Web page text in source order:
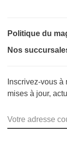
Politique du
Nos
Inscrivez-vous
mises à jour,